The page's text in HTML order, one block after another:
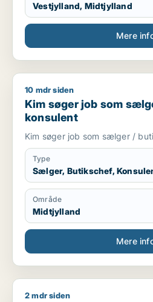
Vestjylland, Midtjylland
Mere
Kim søger job som sælger /
10 mdr siden
Kim søger job som
konsulent
Kim søger job som sælger /
Type
Sælger, Butikschef,
Område
Midtjylland
Mere
Laila søger job som
2 mdr siden